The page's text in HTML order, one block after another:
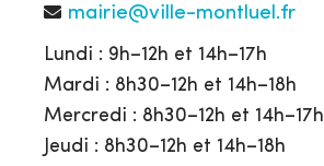
mairie@ville-montluel.fr
Lundi : 9h–12h et 14h–17h
Mardi : 8h30–12h et 14h–18h
Mercredi : 8h30–12h et 14h–17h
Jeudi : 8h30–12h et 14h–18h